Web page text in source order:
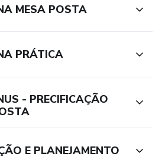
MESA POSTA
PRÁTICA
- PRECIFICAÇÃO
E PLANEJAMENTO